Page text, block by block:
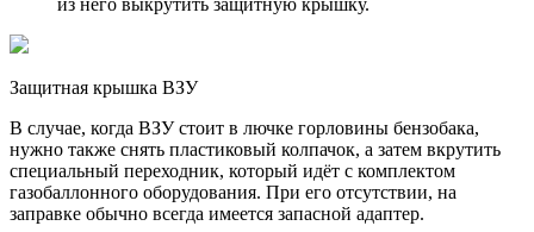
из него выкрутить защитную крышку.
Защитная крышка ВЗУ
В случае, когда ВЗУ стоит в лючке горловины бензобака,
нужно также снять пластиковый колпачок, а затем вкрутить
специальный переходник, который идёт с комплектом
газобаллонного оборудования. При его отсутствии, на
заправке обычно всегда имеется запасной адаптер.